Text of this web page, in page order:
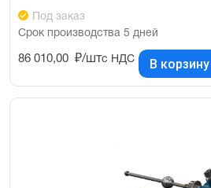
Под заказ
Срок производства 5 дней
86 010,00 ₽/штс НДС В корзину